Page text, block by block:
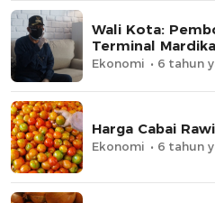
Wali Kota:
Terminal
Ekonomi 6 tahun
Harga Cabai
Ekonomi 6 tahun